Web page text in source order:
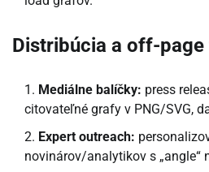
Distribúcia a off-
Mediálne balíčky: press
citovateľné grafy v PNG/SVG,
Expert outreach:
novinárov/analytikov s „angle“